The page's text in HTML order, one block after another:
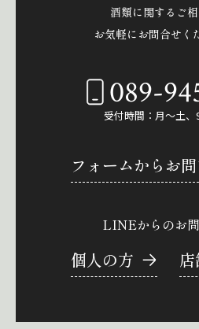
酒類に関するご相
お気軽にお問合せく
089-
受付時間：月～土、
フォームからお
LINEからのお
個人の方